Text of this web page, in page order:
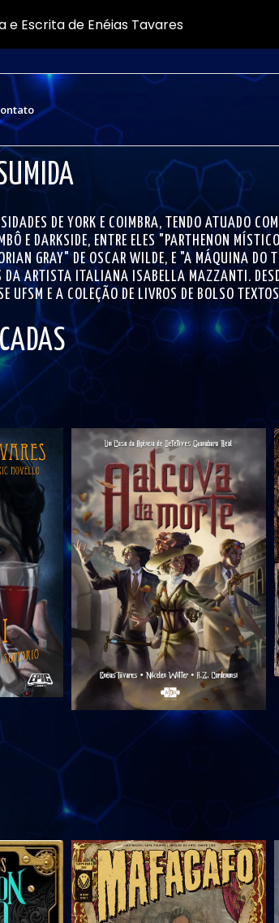
DE YORK E COIMBRA, TENDO ATUADO
E DARKSIDE, ENTRE ELES "PARTHENON
GRAY" DE OSCAR WILDE, E "A MÁQUINA DO
DA ARTISTA ITALIANA ISABELLA MAZZANTI.
UFSM E A COLEÇÃO DE LIVROS DE BOLSO
e Escrita de Enéias Tavares